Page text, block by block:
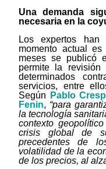
Una demanda
necesaria en la
Los expertos
momento actual
meses se publicó
permite la
determinados
servicios, entre
Según
Pablo
Fenin, “para
la tecnología
contexto
crisis global de
precedentes de
volatilidad de la
de los precios, al